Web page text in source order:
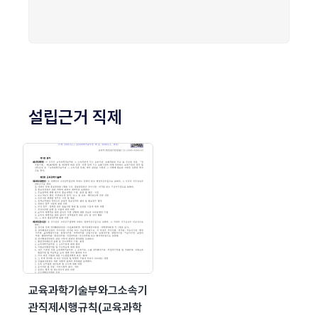
설립근거 직제
교육과학기술부와그소속기
관직제시행규칙(교육과학